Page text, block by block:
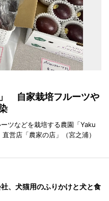
自家栽培フルーツや
ツなどを栽培する農園「Yaku
営店「農家の店」（宮之浦）
、犬猫用のふりかけと犬と食